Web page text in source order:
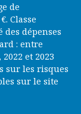
de
Classe
des dépenses
: entre
et 2023
sur les risques
sur le site